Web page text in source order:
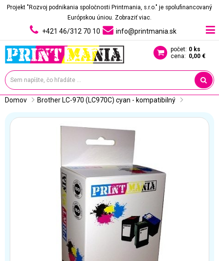
Projekt "Rozvoj podnikania spoločnosti Printmania, s.r.o." je spolufinancovaný
Európskou úniou. Zobraziť viac.
+421 46/312 70 10 info@printmania.sk
počet: 0 ks
cena: 0,00 €
Domov Brother LC-970 (LC970C) cyan - kompatibilný